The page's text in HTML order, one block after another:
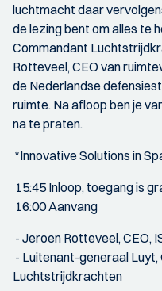
luchtmacht daar
de lezing bent om alles te
Commandant
Rotteveel, CEO van
de Nederlandse
ruimte. Na afloop ben je
na te praten.
*Innovative Solutions in
15:45 Inloop, toegang is
16:00 Aanvang
- Jeroen Rotteveel, CEO,
- Luitenant-generaal
Luchtstrijdkrachten